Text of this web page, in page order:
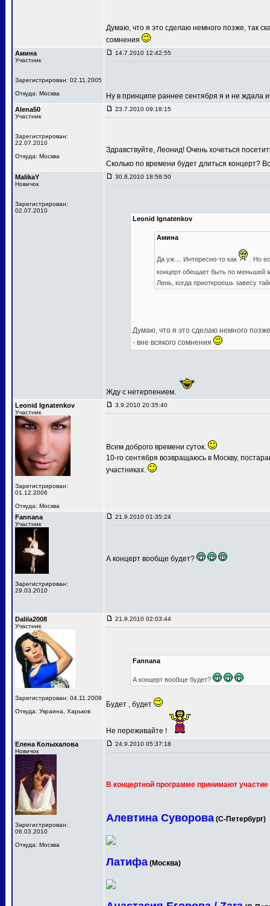
Думаю, что я это сделаю немного позже, так
сомнения
Амина
Участник
Зарегистрирован: 02.11.2005
Откуда: Москва
14.7.2010 12:42:55
Ну в принципе раннее сентября я и не
Alena50
Участник
Зарегистрирован:
22.07.2010
Откуда: Москва
23.7.2010 09:18:15
Здравствуйте, Леонид! Очень хочеться
Сколько по времени будет длиться концерт?
MalikaY
Новичок
Зарегистрирован:
02.07.2010
30.8.2010 18:58:50
Leonid Ignatenkov
Амина
Да уж.... Интересно-то как
. Но
концерт обещает быть по меньшей
Лень, когда приоткроешь завесу
Думаю, что я это сделаю немного
- вне всякого сомнения
Жду с нетерпением.
Leonid Ignatenkov
Участник
Зарегистрирован:
01.12.2006
Откуда: Москва
3.9.2010 20:35:40
Всем доброго времени суток.
10-го сентября возвращаюсь в Москву,
участниках.
Fannana
Участник
Зарегистрирован:
29.03.2010
21.9.2010 01:35:24
А концерт вообще будет?
Dalila2008
Участник
Зарегистрирован: 04.11.2008
Откуда: Украина, Харьков
21.9.2010 02:03:44
Fannana
А концерт вообще будет?
Будет , будет
Не переживайте !
Елена Колыхалова
Новичок
Зарегистрирован:
06.03.2010
Откуда: Москва
24.9.2010 05:37:18
В концертной программе принимают участие
Алевтина Суворова (С-Петербург)
Латифа (Москва)